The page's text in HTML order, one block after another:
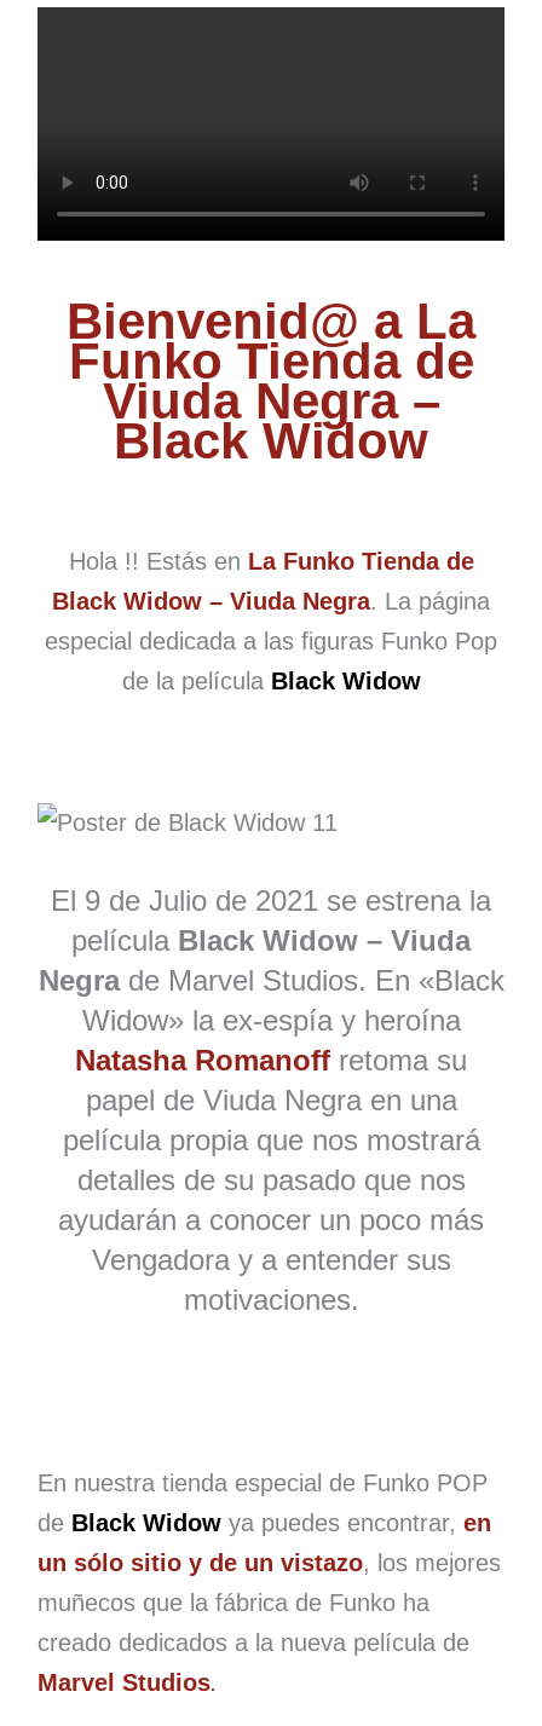
Bienvenid@ a La
Funko Tienda de
Viuda Negra –
Black Widow
Hola !! Estás en La Funko Tienda de
Black Widow – Viuda Negra. La página
especial dedicada a las figuras Funko Pop
de la película Black Widow
El 9 de Julio de 2021 se estrena la
película Black Widow – Viuda
Negrade Marvel Studios. En «Black
Widow» la ex-espía y heroína
Natasha Romanoff retoma su
papel de Viuda Negra en una
película propia que nos mostrará
detalles de su pasado que nos
ayudarán a conocer un poco más
Vengadora y a entender sus
motivaciones.
En nuestra tienda especial de Funko POP
de Black Widowya puedes encontrar, en
un sólo sitio y de un vistazo, los mejores
muñecos que la fábrica de Funko ha
creado dedicados a la nueva película de
Marvel Studios.